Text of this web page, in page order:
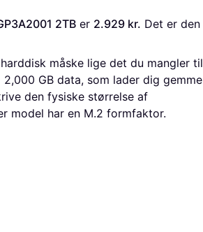
2TB er 2.929 kr. Det er den
måske lige det du mangler til
GB data, som lader dig gemme
den fysiske størrelse af
model har en M.2 formfaktor.